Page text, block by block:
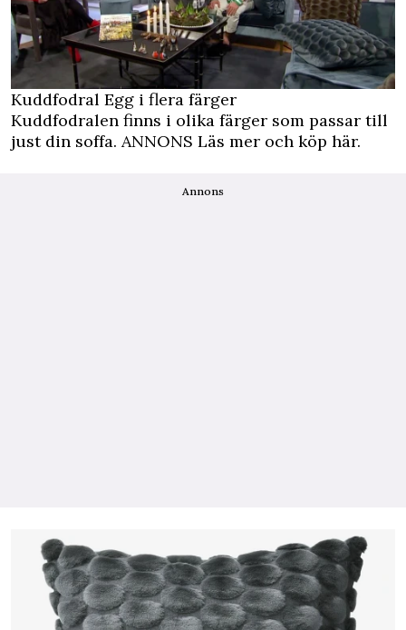
Kuddfodral Egg i flera färger
Kuddfodralen finns i olika färger som passar till
just din soffa. ANNONS Läs mer och köp här.
Annons